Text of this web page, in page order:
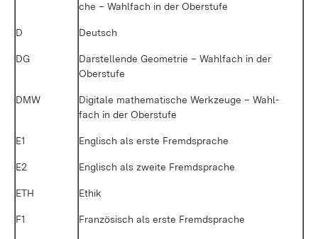
che – Wahl­fach in der Ober­stu­fe
D Deutsch
DG
Dar­stel­len­de Geo­me­trie – Wahl­fach in der
Ober­stu­fe
DMW
Di­gi­ta­le ma­the­ma­ti­sche Werk­zeu­ge – Wahl­
fach in der Ober­stu­fe
E1 Eng­lisch als ers­te Fremd­spra­che
E2 Eng­lisch als zwei­te Fremd­spra­che
ETH Ethik
F1 Fran­zö­sisch als ers­te Fremd­spra­che